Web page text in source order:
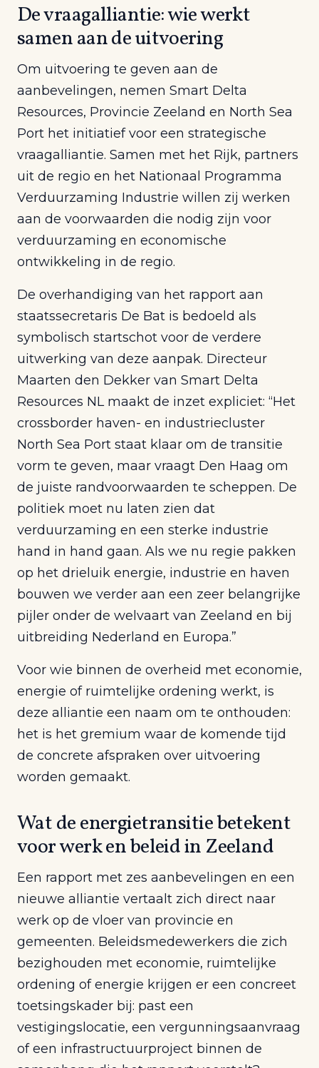
De vraagalliantie: wie werkt
samen aan de uitvoering
Om uitvoering te geven aan de
aanbevelingen, nemen Smart Delta
Resources, Provincie Zeeland en North Sea
Port het initiatief voor een strategische
vraagalliantie. Samen met het Rijk, partners
uit de regio en het Nationaal Programma
Verduurzaming Industrie willen zij werken
aan de voorwaarden die nodig zijn voor
verduurzaming en economische
ontwikkeling in de regio.
De overhandiging van het rapport aan
staatssecretaris De Bat is bedoeld als
symbolisch startschot voor de verdere
uitwerking van deze aanpak. Directeur
Maarten den Dekker van Smart Delta
Resources NL maakt de inzet expliciet: “Het
crossborder haven- en industriecluster
North Sea Port staat klaar om de transitie
vorm te geven, maar vraagt Den Haag om
de juiste randvoorwaarden te scheppen. De
politiek moet nu laten zien dat
verduurzaming en een sterke industrie
hand in hand gaan. Als we nu regie pakken
op het drieluik energie, industrie en haven
bouwen we verder aan een zeer belangrijke
pijler onder de welvaart van Zeeland en bij
uitbreiding Nederland en Europa.”
Voor wie binnen de overheid met economie,
energie of ruimtelijke ordening werkt, is
deze alliantie een naam om te onthouden:
het is het gremium waar de komende tijd
de concrete afspraken over uitvoering
worden gemaakt.
Wat de energietransitie betekent
voor werk en beleid in Zeeland
Een rapport met zes aanbevelingen en een
nieuwe alliantie vertaalt zich direct naar
werk op de vloer van provincie en
gemeenten. Beleidsmedewerkers die zich
bezighouden met economie, ruimtelijke
ordening of energie krijgen er een concreet
toetsingskader bij: past een
vestigingslocatie, een vergunningsaanvraag
of een infrastructuurproject binnen de